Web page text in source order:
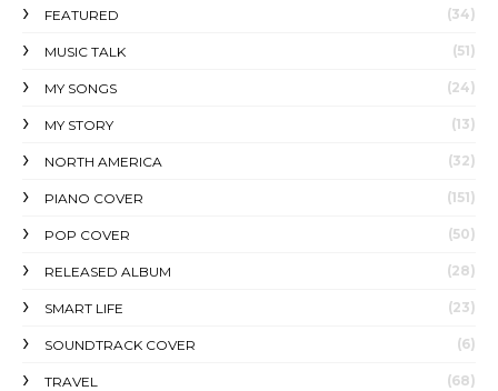
FEATURED (34)
MUSIC TALK (51)
MY SONGS (24)
MY STORY (13)
NORTH AMERICA (32)
PIANO COVER (151)
POP COVER (50)
RELEASED ALBUM (28)
SMART LIFE (23)
SOUNDTRACK COVER (6)
TRAVEL (68)